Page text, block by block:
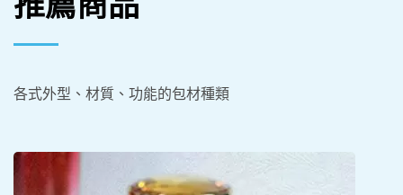
各式外型、材質、功能的包材種類